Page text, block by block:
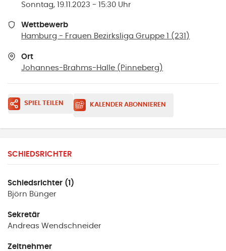
Sonntag, 19.11.2023 - 15:30 Uhr
Wettbewerb
Hamburg - Frauen Bezirksliga Gruppe 1 (231)
Ort
Johannes-Brahms-Halle ( Pinneberg )
SPIEL TEILEN KALENDER ABONNIEREN
SCHIEDSRICHTER
Schiedsrichter (1)
Björn Bünger
Sekretär
Andreas Wendschneider
Zeitnehmer